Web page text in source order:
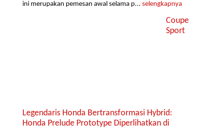
ini merupakan pemesan awal selama p...selengkapnya
Coupe
Sport
Legendaris Honda Bertransformasi Hybrid:
Honda Prelude Prototype Diperlihatkan di